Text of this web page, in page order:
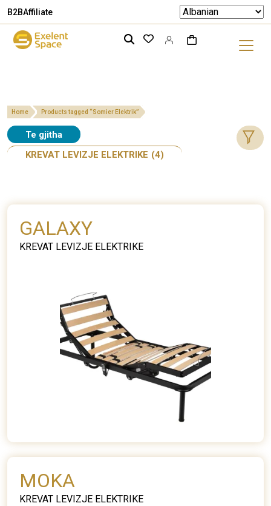
B2BAffiliate
Home Products tagged “Somier Elektrik”
Te gjitha
KREVAT LEVIZJE ELEKTRIKE (4)
GALAXY
KREVAT LEVIZJE ELEKTRIKE
MOKA
KREVAT LEVIZJE ELEKTRIKE